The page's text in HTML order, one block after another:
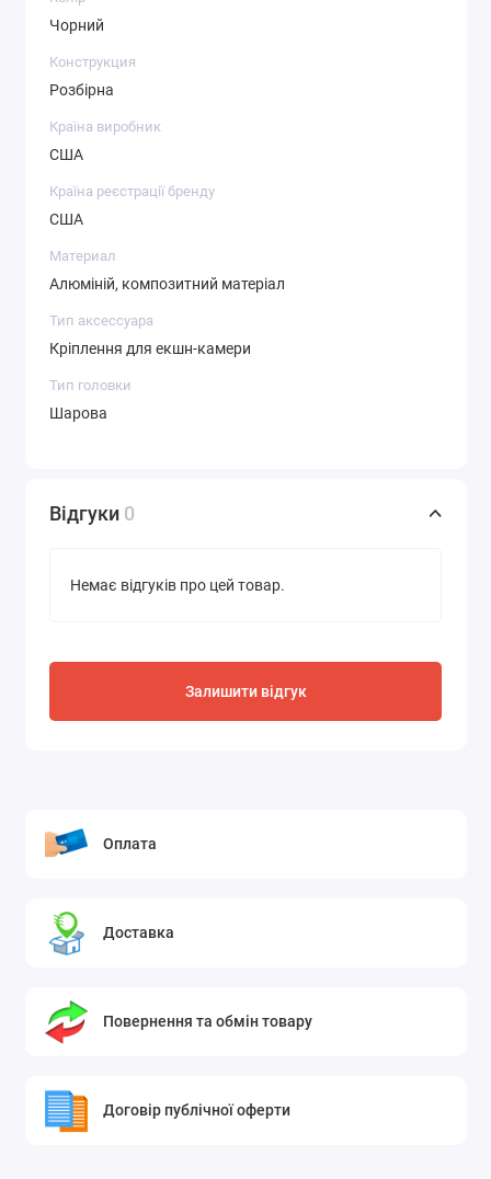
Чорний
Конструкция
Розбірна
Країна виробник
США
Країна реєстрації бренду
США
Материал
Алюміній, композитний матеріал
Тип аксессуара
Кріплення для екшн-камери
Тип головки
Шарова
Відгуки 0
Немає відгуків про цей товар.
Залишити відгук
Оплата
Доставка
Повернення та обмін товару
Договір публічної оферти